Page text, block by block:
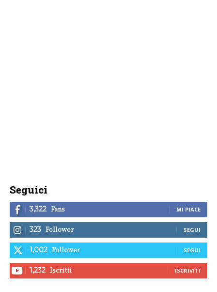
Seguici
3,322 Fans MI PIACE
323 Follower SEGUI
1,002 Follower SEGUI
1,232 Iscritti ISCRIVITI